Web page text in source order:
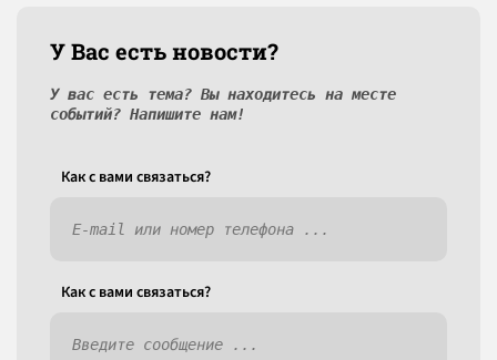
У Вас есть новости?
У вас есть тема? Вы находитесь на месте
событий? Напишите нам!
Как c вами связаться?
Как c вами связаться?